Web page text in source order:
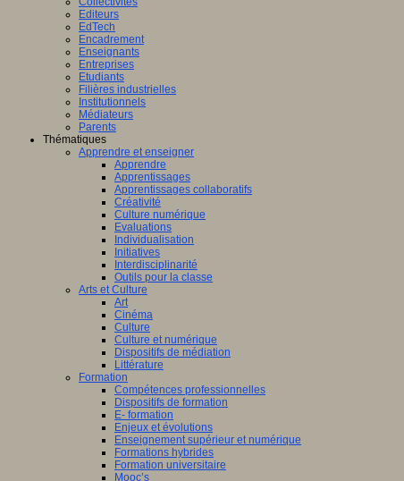
Editeurs
EdTech
Encadrement
Enseignants
Entreprises
Etudiants
Filières industrielles
Institutionnels
Médiateurs
Parents
Thématiques
Apprendre et enseigner
Apprendre
Apprentissages
Apprentissages collaboratifs
Créativité
Culture numérique
Evaluations
Individualisation
Initiatives
Interdisciplinarité
Outils pour la classe
Arts et Culture
Art
Cinéma
Culture
Culture et numérique
Dispositifs de médiation
Littérature
Formation
Compétences professionnelles
Dispositifs de formation
E- formation
Enjeux et évolutions
Enseignement supérieur et numérique
Formations hybrides
Formation universitaire
Mooc’s